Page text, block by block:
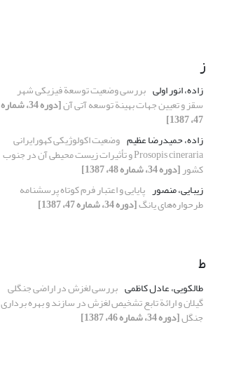
ز
زاده، انور اولی بررسی وضعیت توسعة فیزیکی شهر
سقز و تعیین جهات بهینة توسعه آتی آن [دوره 34، شماره
47، 1387]
زاده، حمیدرضا عظیم وضعیت اکولوژیکی کهورایرانی
‌Prosopis cineraria و تأثیرات زیست محیطی آن در جنوب‌
کشور‌[دوره 34، شماره 48، 1387]
زیبایی، منصور پایایی و اعتبار فرم کوتاه پرسشنامه
طرحواره‌های یانگ[دوره 34، شماره 47، 1387]
ط
طالکویی، عادل کاظمی بررسی لغزش در اراضی جنگلی
گیلان و ارائة تابع تشخیص لغزش در سازند و بهره برداری
جنگل[دوره 34، شماره 46، 1387]